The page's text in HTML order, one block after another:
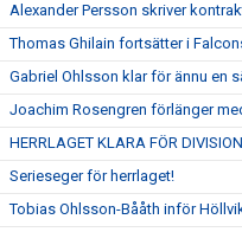
Alexander Persson skriver
Thomas Ghilain fortsätter i
Gabriel Ohlsson klar för ännu en
Joachim Rosengren förlänger
HERRLAGET KLARA FÖR
Serieseger för herrlaget!
Tobias Ohlsson-Bååth inför